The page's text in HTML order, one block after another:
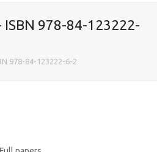
ISBN 978-84-123222-
978-84-123222-6-2